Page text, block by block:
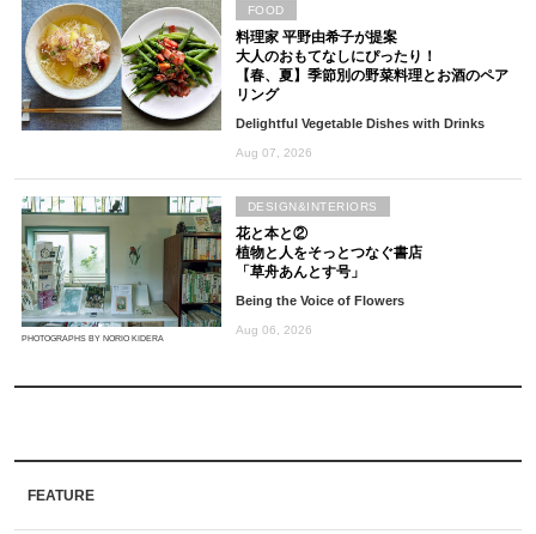
料理家 平野由希子が提案
大人のおもてなしにぴったり！
【春、夏】季節別の野菜料理とお酒のペア
リング
Delightful Vegetable Dishes with Drinks
Aug 07, 2026
FOOD
PHOTOGRAPHS BY NORIO KIDERA
花と本と②
植物と人をそっとつなぐ書店
「草舟あんとす号」
Being the Voice of Flowers
Aug 06, 2026
DESIGN&INTERIORS
FEATURE